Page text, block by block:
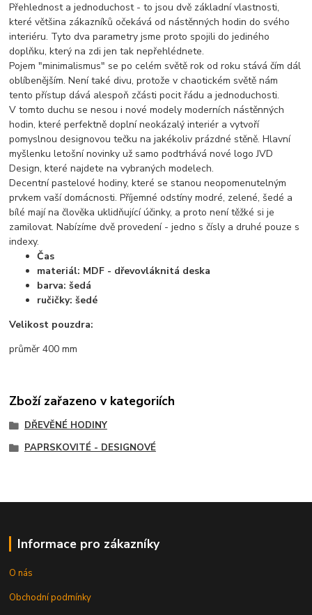
Přehlednost a jednoduchost - to jsou dvě základní vlastnosti,
které většina zákazníků očekává od nástěnných hodin do svého
interiéru. Tyto dva parametry jsme proto spojili do jediného
doplňku, který na zdi jen tak nepřehlédnete.
Pojem "minimalismus" se po celém světě rok od roku stává čím dál
oblíbenějším. Není také divu, protože v chaotickém světě nám
tento přístup dává alespoň zčásti pocit řádu a jednoduchosti.
V tomto duchu se nesou i nové modely moderních nástěnných
hodin, které perfektně doplní neokázalý interiér a vytvoří
pomyslnou designovou tečku na jakékoliv prázdné stěně. Hlavní
myšlenku letošní novinky už samo podtrhává nové logo JVD
Design, které najdete na vybraných modelech.
Decentní pastelové hodiny, které se stanou neopomenutelným
prvkem vaší domácnosti. Příjemné odstíny modré, zelené, šedé a
bílé mají na člověka uklidňující účinky, a proto není těžké si je
zamilovat. Nabízíme dvě provedení - jedno s čísly a druhé pouze s
indexy.
Čas
materiál: MDF - dřevovláknitá deska
barva: šedá
ručičky: šedé
Velikost pouzdra:
průměr 400 mm
Zboží zařazeno v kategoriích
DŘEVĚNÉ HODINY
PAPRSKOVITÉ - DESIGNOVÉ
Informace pro zákazníky
O nás
Obchodní podmínky